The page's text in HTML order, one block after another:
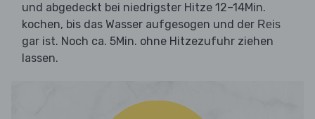
und abgedeckt bei niedrigster Hitze 12–14Min.
kochen, bis das Wasser aufgesogen und der Reis
gar ist. Noch ca. 5Min. ohne Hitzezufuhr ziehen
lassen.